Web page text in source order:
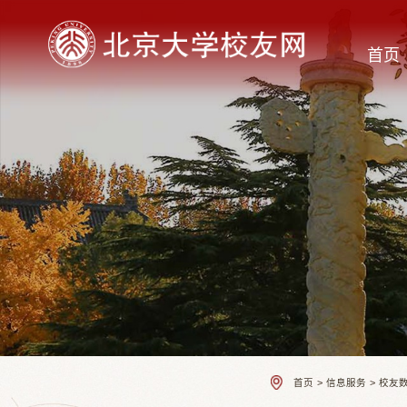
首页
首页 > 信息服务 > 校友